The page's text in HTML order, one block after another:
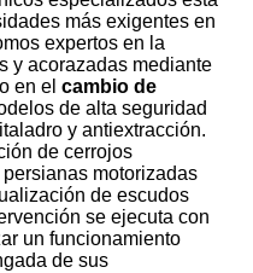
más exigentes en
expertos en la
y acorazadas mediante
en elcambio de
de alta seguridad
y antiextracción.
de cerrojos
motorizadas
de escudos
se ejecuta con
un funcionamiento
de sus